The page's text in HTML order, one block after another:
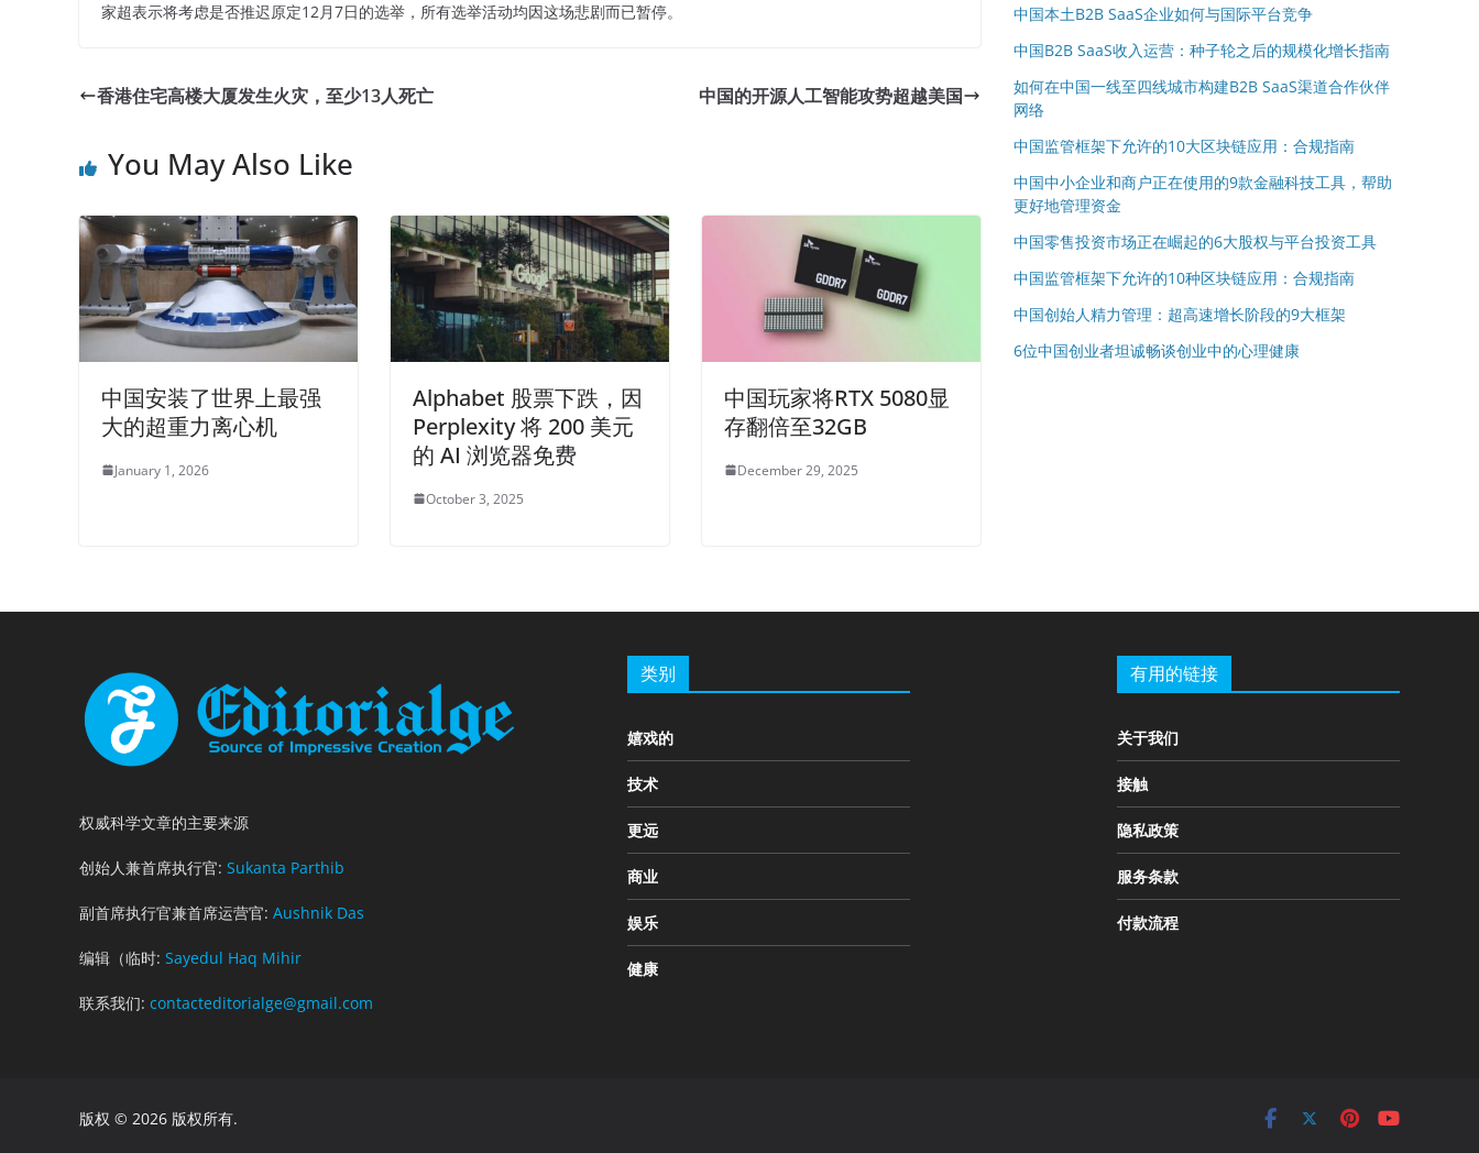
家超表示将考虑是否推迟原定12月7日的选举，所有选举活动均因这场悲剧而已暂停。
香港住宅高楼大厦发生火灾，至少13人死亡 中国的开源人工智能攻势超越美国
You May Also Like
中国安装了世界上最强
大的超重力离心机
January 1, 2026
Alphabet 股票下跌，因
Perplexity 将 200 美元
的 AI 浏览器免费
October 3, 2025
中国玩家将RTX 5080显
存翻倍至32GB
December 29, 2025
中国本土B2B SaaS企业如何与国际平台竞争
中国B2B SaaS收入运营：种子轮之后的规模化增长指南
如何在中国一线至四线城市构建B2B SaaS渠道合作伙伴
网络
中国监管框架下允许的10大区块链应用：合规指南
中国中小企业和商户正在使用的9款金融科技工具，帮助
更好地管理资金
中国零售投资市场正在崛起的6大股权与平台投资工具
中国监管框架下允许的10种区块链应用：合规指南
中国创始人精力管理：超高速增长阶段的9大框架
6位中国创业者坦诚畅谈创业中的心理健康
权威科学文章的主要来源
创始人兼首席执行官: Sukanta Parthib
副首席执行官兼首席运营官: Aushnik Das
编辑（临时: Sayedul Haq Mihir
联系我们: contacteditorialge@gmail.com
类别
嬉戏的
技术
更远
商业
娱乐
健康
有用的链接
关于我们
接触
隐私政策
服务条款
付款流程
版权 © 2026 版权所有.